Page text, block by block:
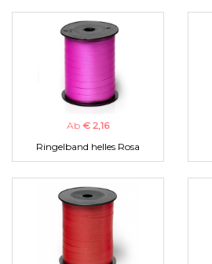
Ab € 2,16
Ringelband helles Rosa